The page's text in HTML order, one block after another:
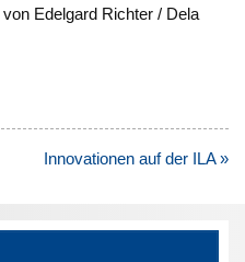
Edelgard Richter / Dela
Innovationen auf der ILA »